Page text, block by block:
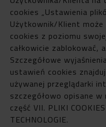
cookies „Ustawienia
Użytkownik/Klient
cookies z poziomu
całkowicie zablokować,
Szczegółowe
ustawień cookies
używanej przeglądarki
szczegółowo opisane
część VII. PLIKI
TECHNOLOGIE.